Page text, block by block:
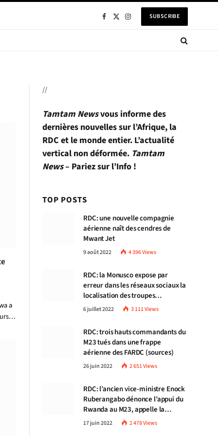
Facebook
X
InstagramSUBSCRIBE
a
//
Tamtam Newsvous informe des
dernières nouvelles sur l’Afrique, la
RDC et le monde entier. L’actualité
vertical non déformée. Tamtam
News– Pariez sur l’Info !
TOP POSTS
RDC: une nouvelle compagnie
aérienne naît des cendres de
Mwant Jet
9 août 2022 4 396Views
RDC: la Monusco expose par
erreur dans les réseaux sociaux la
localisation des troupes
congolaises
6 juillet 2022 3 111Views
RDC: trois hauts commandants du
M23 tués dans une frappe
aérienne des FARDC (sources)
26 juin 2022 2 651Views
RDC: l’ancien vice-ministre Enock
Ruberangabo dénonce l’appui du
Rwanda au M23, appelle la
communauté internationale à
stopper Kigali
17 juin 2022 2 478Views